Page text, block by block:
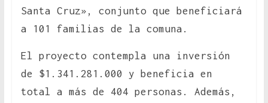
Santa Cruz», conjunto que beneficiará
a 101 familias de la comuna.
El proyecto contempla una inversión
de $1.341.281.000 y beneficia en
total a más de 404 personas. Además,